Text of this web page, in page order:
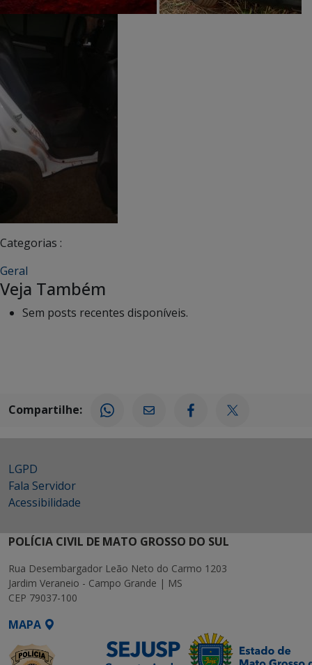
Categorias :
Geral
Veja Também
Sem posts recentes disponíveis.
Compartilhe:
LGPD
Fala Servidor
Acessibilidade
POLÍCIA CIVIL DE MATO GROSSO DO SUL
Rua Desembargador Leão Neto do Carmo 1203
Jardim Veraneio - Campo Grande | MS
CEP 79037-100
MAPA